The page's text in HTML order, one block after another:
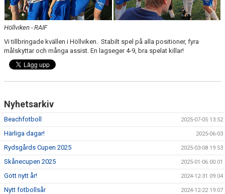
Höllviken - RAIF
Vi tillbringade kvällen i Höllviken. Stabilt spel på alla positioner, fyra
målskyttar och många assist. En lagseger 4-9, bra spelat killar!
Nyhetsarkiv
Beachfotboll 2025-07-05 13:52
Härliga dagar! 2025-06-03
Rydsgårds Cupen 2025 2025-03-08 19:53
Skånecupen 2025 2025-01-06 00:01
Gott nytt år! 2024-12-31 09:04
Nytt fotbollsår 2024-12-22 19:07